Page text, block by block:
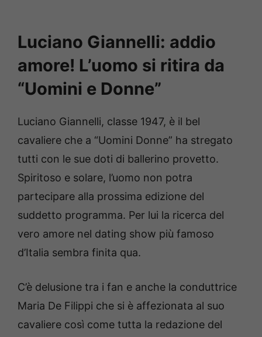
Luciano Giannelli: addio
amore! L’uomo si ritira da
“Uomini e Donne”
Luciano Giannelli, classe 1947, è il bel
cavaliere che a “Uomini Donne” ha stregato
tutti con le sue doti di ballerino provetto.
Spiritoso e solare, l’uomo non potra
partecipare alla prossima edizione del
suddetto programma. Per lui la ricerca del
vero amore nel dating show più famoso
d’Italia sembra finita qua.
C’è delusione tra i fan e anche la conduttrice
Maria De Filippi che si è affezionata al suo
cavaliere così come tutta la redazione del